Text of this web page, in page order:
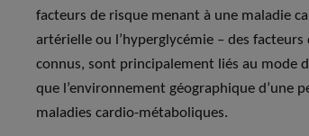
facteurs de risque menant à une maladie
artérielle ou l’hyperglycémie – des
connus, sont principalement liés au mode
que l’environnement géographique
maladies cardio-métaboliques.